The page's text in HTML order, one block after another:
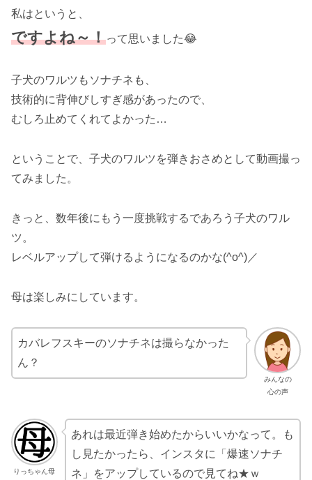
私はというと、
ですよね～！って思いました😂
子犬のワルツもソナチネも、
技術的に背伸びしすぎ感があったので、
むしろ止めてくれてよかった…
ということで、子犬のワルツを弾きおさめとして動画撮っ
てみました。
きっと、数年後にもう一度挑戦するであろう子犬のワル
ツ。
レベルアップして弾けるようになるのかな(^o^)／
母は楽しみにしています。
みんなの
心の声
カバレフスキーのソナチネは撮らなかった
ん？
りっちゃん母
あれは最近弾き始めたからいいかなって。も
し見たかったら、インスタに「爆速ソナチ
ネ」をアップしているので見てね★ｗ